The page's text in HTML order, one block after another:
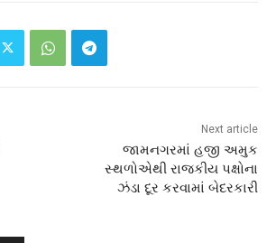
Next article
જામનગરમાં હજી અમુક
સ્થળોએથી રાજકીય પક્ષોના
ઝંડા દૂર કરવામાં બેદરકારી